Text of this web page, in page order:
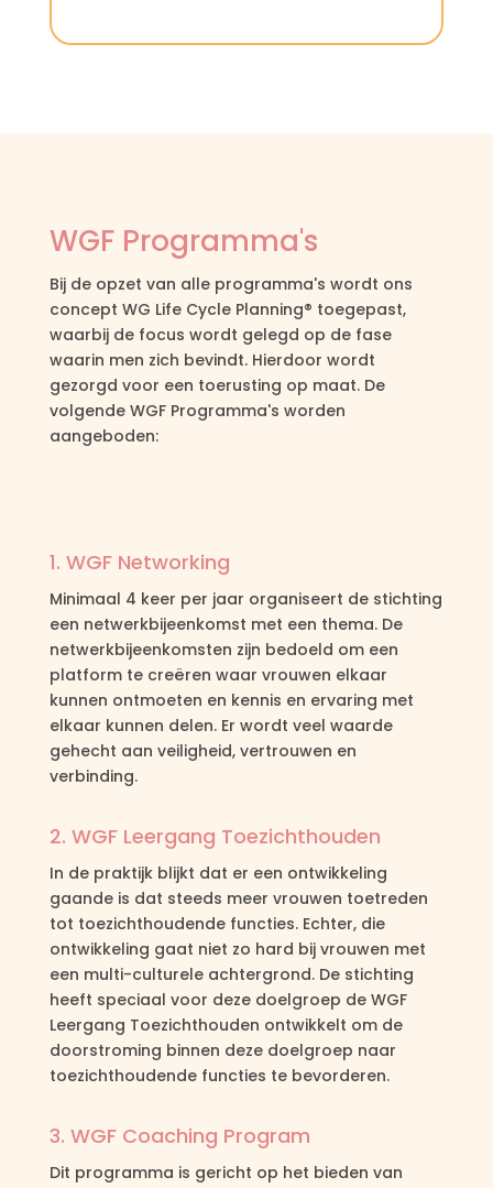
WGF Programma's
Bij de opzet van alle programma's wordt ons
concept WG Life Cycle Planning® toegepast,
waarbij de focus wordt gelegd op de fase
waarin men zich bevindt. Hierdoor wordt
gezorgd voor een toerusting op maat. De
volgende WGF Programma's worden
aangeboden:
1. WGF Networking
Minimaal 4 keer per jaar organiseert de stichting
een netwerkbijeenkomst met een thema. De
netwerkbijeenkomsten zijn bedoeld om een
platform te creëren waar vrouwen elkaar
kunnen ontmoeten en kennis en ervaring met
elkaar kunnen delen. Er wordt veel waarde
gehecht aan veiligheid, vertrouwen en
verbinding.
2. WGF Leergang Toezichthouden
In de praktijk blijkt dat er een ontwikkeling
gaande is dat steeds meer vrouwen toetreden
tot toezichthoudende functies. Echter, die
ontwikkeling gaat niet zo hard bij vrouwen met
een multi-culturele achtergrond. De stichting
heeft speciaal voor deze doelgroep de WGF
Leergang Toezichthouden ontwikkelt om de
doorstroming binnen deze doelgroep naar
toezichthoudende functies te bevorderen.
3. WGF Coaching Program
Dit programma is gericht op het bieden van